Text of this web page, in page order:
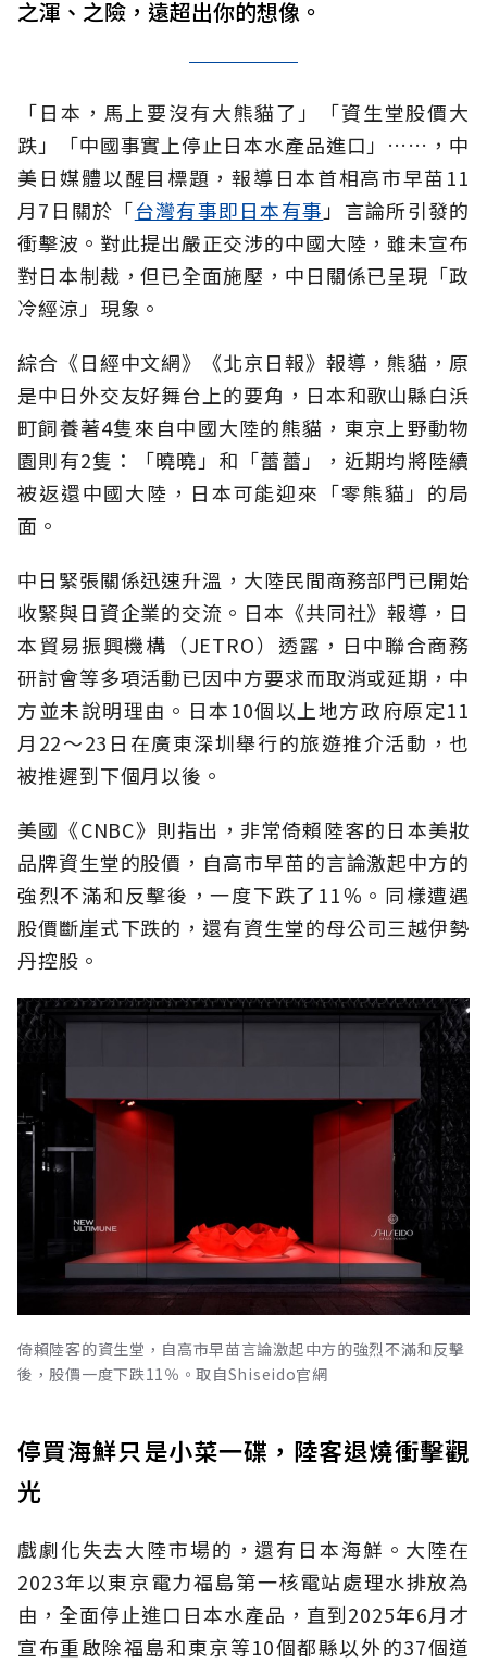
之渾、之險，遠超出你的想像。
「日本，馬上要沒有大熊貓了」「資生堂股價大
跌」「中國事實上停止日本水產品進口」……，中
美日媒體以醒目標題，報導日本首相高市早苗11
月7日關於「台灣有事即日本有事 」言論所引發的
衝擊波。對此提出嚴正交涉的中國大陸，雖未宣布
對日本制裁，但已全面施壓，中日關係已呈現「政
冷經涼」現象。
綜合《日經中文網》《北京日報》報導，熊貓，原
是中日外交友好舞台上的要角，日本和歌山縣白浜
町飼養著4隻來自中國大陸的熊貓，東京上野動物
園則有2隻：「曉曉」和「蕾蕾」，近期均將陸續
被返還中國大陸，日本可能迎來「零熊貓」的局
面。
中日緊張關係迅速升溫，大陸民間商務部門已開始
收緊與日資企業的交流。日本《共同社》報導，日
本貿易振興機構（JETRO）透露，日中聯合商務
研討會等多項活動已因中方要求而取消或延期，中
方並未說明理由。日本10個以上地方政府原定11
月22～23日在廣東深圳舉行的旅遊推介活動，也
被推遲到下個月以後。
美國《CNBC》則指出，非常倚賴陸客的日本美妝
品牌資生堂的股價，自高市早苗的言論激起中方的
強烈不滿和反擊後，一度下跌了11％。同樣遭遇
股價斷崖式下跌的，還有資生堂的母公司三越伊勢
丹控股。
倚賴陸客的資生堂，自高市早苗言論激起中方的強烈不滿和反擊
後，股價一度下跌11％。取自Shiseido官網
停買海鮮只是小菜一碟，陸客退燒衝擊觀
光
戲劇化失去大陸市場的，還有日本海鮮。大陸在
2023年以東京電力福島第一核電站處理水排放為
由，全面停止進口日本水產品，直到2025年6月才
宣布重啟除福島和東京等10個都縣以外的37個道